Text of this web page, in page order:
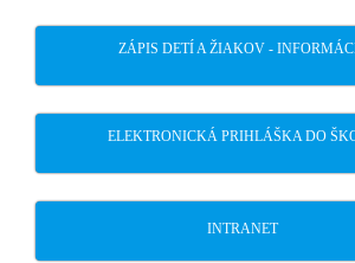
ZÁPIS DETÍ A ŽIAKOV -
ELEKTRONICKÁ PRIHLÁŠKA DO
INTRANET